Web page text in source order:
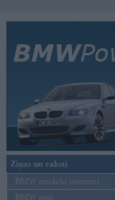
Ziņas un raksti
BMW modeļu jaunumi
BMW testi